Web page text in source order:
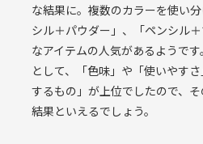
な結果に。複数のカラーを使い
シル＋パウダー」、「ペンシル
なアイテムの人気があるようで
として、「色味」や「使いやす
するもの」が上位でしたので、
結果といえるでしょう。